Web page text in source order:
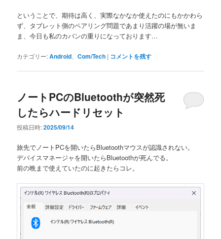
ということで、期待は高く、実際なかなか使えたのにもかかわら
ず、タブレット側のペアリング問題であまり活躍の場が無いま
ま、今日も私のカバンの重りになっております…
カテゴリー:Android 、Com/Tech | コメントを残す
ノートPCのBluetoothが突然死
したらハードリセット
投稿日時:2025/09/14
旅先でノートPCを開いたらBluetoothマウスが認識されない。
デバイスマネージャを開いたらBluetoothが死んでる。
前の晩まで使えていたのに起きたらコレ。